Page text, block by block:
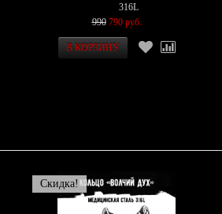
316L
990 790 руб.
Скидка!